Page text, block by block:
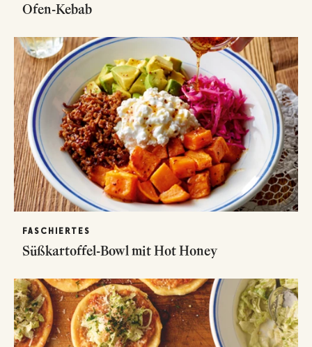
Ofen-Kebab
FASCHIERTES
Süßkartoffel-Bowl mit Hot Honey